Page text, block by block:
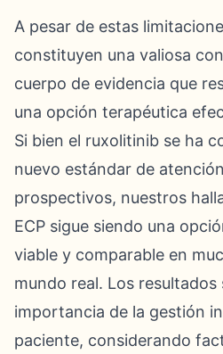
A pesar de estas
constituyen una valiosa
cuerpo de evidencia que
una opción terapéutica
Si bien el ruxolitinib se ha
nuevo estándar de
prospectivos, nuestros
ECP sigue siendo una
viable y comparable en
mundo real. Los resultados
importancia de la gestión
paciente, considerando